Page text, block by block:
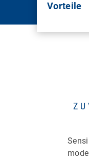
Vorteile